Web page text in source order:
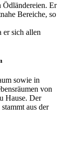
Ödländereien. Er
Bereiche, so
er sich allen
sowie in
von
Hause. Der
aus der